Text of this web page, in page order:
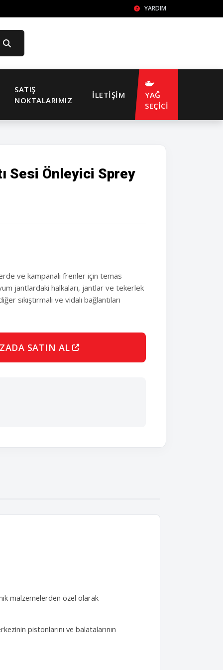
YARDIM
SATIŞ
NOKTALARIMIZ
İLETIŞIM
YAĞ
SEÇİCİ
Sesi Önleyici Sprey
ve kampanalı frenler için temas
jantlardaki halkaları, jantlar ve tekerlek
sıkıştırmalı ve vidalı bağlantıları
SATIN AL
malzemelerden özel olarak
pistonlarını ve balatalarının